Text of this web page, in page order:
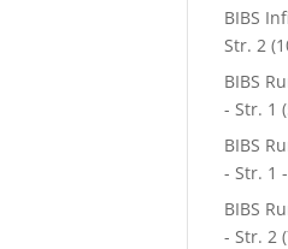
BIBS
Str. 2
BIBS
- Str. 1
BIBS
- Str. 1
BIBS
- Str. 2